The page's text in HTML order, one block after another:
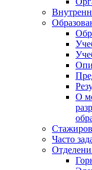
О
Часто